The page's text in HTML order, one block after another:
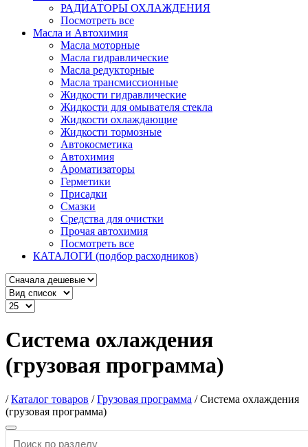
РАДИАТОРЫ ОХЛАЖДЕНИЯ
Посмотреть все
Масла и Автохимия
Масла моторные
Масла гидравлические
Масла редукторные
Масла трансмиссионные
Жидкости гидравлические
Жидкости для омывателя стекла
Жидкости охлаждающие
Жидкости тормозные
Автокосметика
Автохимия
Ароматизаторы
Герметики
Присадки
Смазки
Средства для очистки
Прочая автохимия
Посмотреть все
КАТАЛОГИ (подбор расходников)
Система охлаждения
(грузовая программа)
/Каталог товаров /Грузовая программа /Система охлаждения
(грузовая программа)